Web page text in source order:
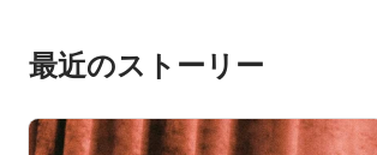
最近のストーリー